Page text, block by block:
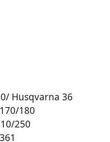
Husqvarna 36
180
250